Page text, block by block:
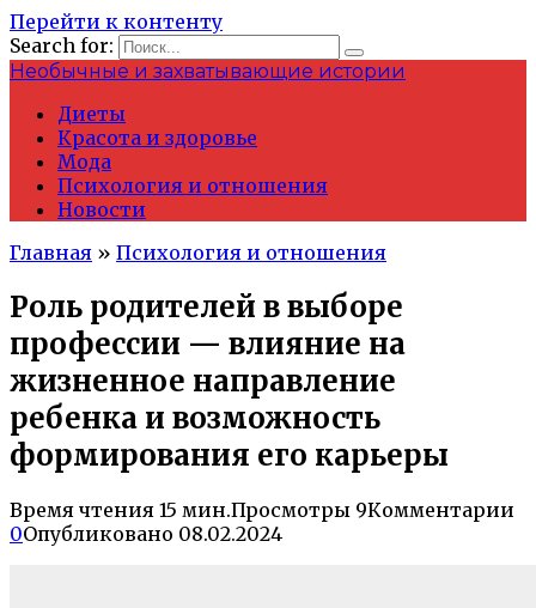
Перейти к контенту
Search for:
Необычные и захватывающие истории
Диеты
Красота и здоровье
Мода
Психология и отношения
Новости
Главная » Психология и отношения
Роль родителей в выборе
профессии — влияние на
жизненное направление
ребенка и возможность
формирования его карьеры
Время чтения 15 мин.Просмотры 9Комментарии
0Опубликовано 08.02.2024